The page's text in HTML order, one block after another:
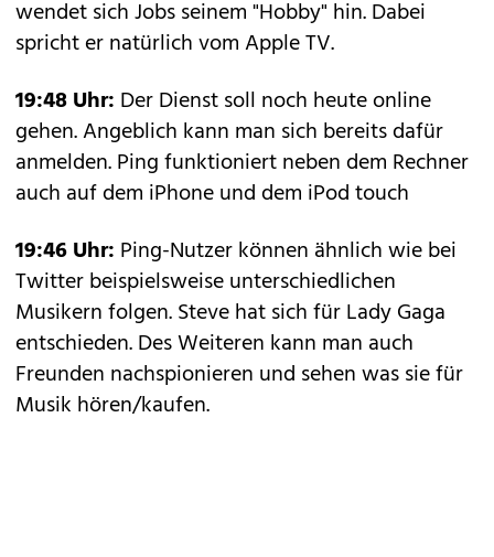
wendet sich Jobs seinem "Hobby" hin. Dabei
spricht er natürlich vom Apple TV.
19:48 Uhr: Der Dienst soll noch heute online
gehen. Angeblich kann man sich bereits dafür
anmelden. Ping funktioniert neben dem Rechner
auch auf dem iPhone und dem iPod touch
19:46 Uhr: Ping-Nutzer können ähnlich wie bei
Twitter beispielsweise unterschiedlichen
Musikern folgen. Steve hat sich für Lady Gaga
entschieden. Des Weiteren kann man auch
Freunden nachspionieren und sehen was sie für
Musik hören/kaufen.